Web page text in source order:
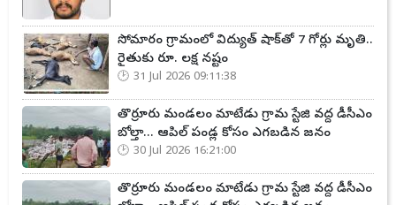
సోమారం గ్రామంలో విద్యుత్ షాక్‌తో 7 గోర్లు మృతి..
రైతుకు రూ. లక్ష నష్టం
31 Jul 2026 09:11:38
తొర్రూరు మండలం మాటేడు గ్రామ స్టేజి వద్ద డీసీఎం
బోల్తా... ఆపిల్ పండ్ల కోసం ఎగబడిన జనం
30 Jul 2026 16:21:00
తొర్రూరు మండలం మాటేడు గ్రామ స్టేజి వద్ద డీసీఎం